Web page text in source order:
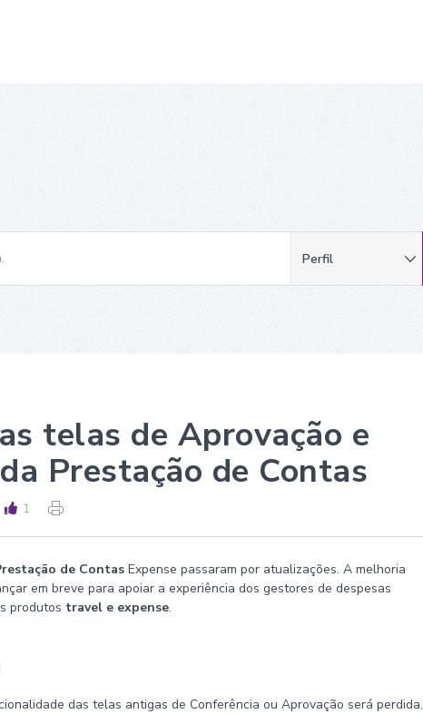
telas de Aprovação e
Prestação de Contas
1
de Contas Expense passaram por atualizações. A melhoria
em breve para apoiar a experiência dos gestores de despesas
produtos travel e expense.
das telas antigas de Conferência ou Aprovação será perdida.